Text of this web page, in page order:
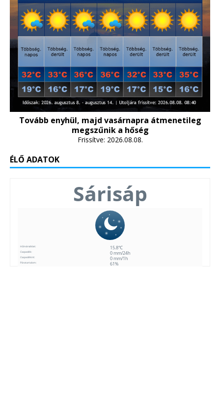
Tovább enyhül, majd vasárnapra átmenetileg
megszűnik a hőség
Frissítve: 2026.08.08.
ÉLŐ ADATOK